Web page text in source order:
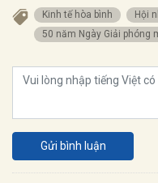
Kinh tế hòa bình Hội
50 năm Ngày Giải phóng
Gửi bình luận